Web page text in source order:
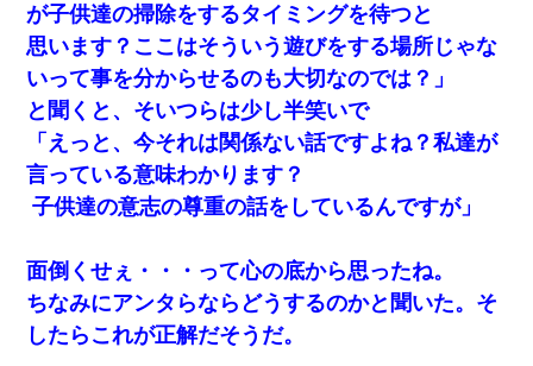
が子供達の掃除をするタイミングを待つと
思います？ここはそういう遊びをする場所じゃな
いって事を分からせるのも大切なのでは？」
と聞くと、そいつらは少し半笑いで
「えっと、今それは関係ない話ですよね？私達が
言っている意味わかります？
子供達の意志の尊重の話をしているんですが」
面倒くせぇ・・・って心の底から思ったね。
ちなみにアンタらならどうするのかと聞いた。そ
したらこれが正解だそうだ。